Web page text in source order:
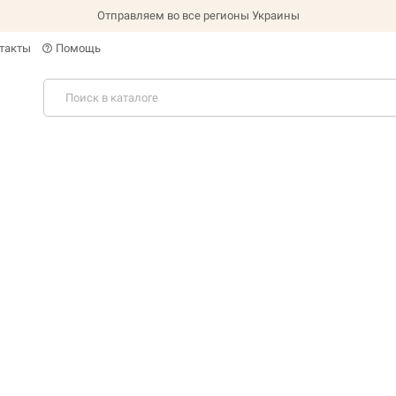
Отправляем во все регионы Украины
help_outline Помощь